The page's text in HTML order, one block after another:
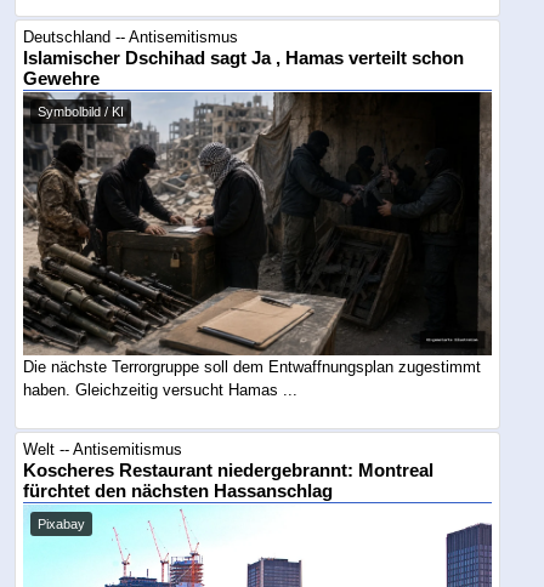
Deutschland -- Antisemitismus
Islamischer Dschihad sagt Ja , Hamas verteilt schon
Gewehre
Symbolbild / KI
Die nächste Terrorgruppe soll dem Entwaffnungsplan zugestimmt
haben. Gleichzeitig versucht Hamas ...
Welt -- Antisemitismus
Koscheres Restaurant niedergebrannt: Montreal
fürchtet den nächsten Hassanschlag
Pixabay